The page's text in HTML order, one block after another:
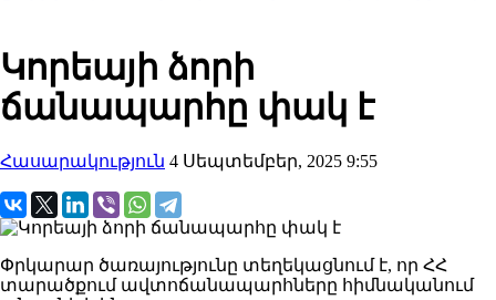
Կորեայի ձորի
ճանապարհը փակ է
Հասարակություն 4 Սեպտեմբեր, 2025 9:55
Փրկարար ծառայությունը տեղեկացնում է, որ ՀՀ
տարածքում ավտոճանապարհները հիմնականում